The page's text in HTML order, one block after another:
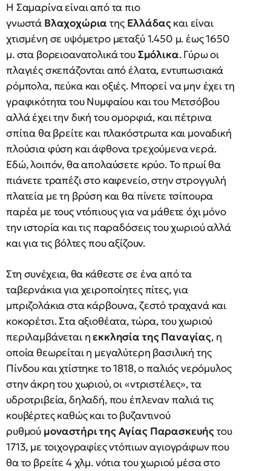
Η Σαμαρίνα είναι από τα πιο
γνωστά Βλαχοχώριατης Ελλάδαςκαι είναι
χτισμένη σε υψόμετρο μεταξύ 1.450 μ. έως 1650
μ. στα βορειοανατολικά τουΣμόλικα. Γύρω οι
πλαγιές σκεπάζονται από έλατα, εντυπωσιακά
ρόμπολα, πεύκα και οξιές. Μπορεί να μην έχει τη
γραφικότητα του Νυμφαίου και του Μετσόβου
αλλά έχει την δική του ομορφιά, και πέτρινα
σπίτια θα βρείτε και πλακόστρωτα και μοναδική
πλούσια φύση και άφθονα τρεχούμενα νερά.
Εδώ, λοιπόν, θα απολαύσετε κρύο. Το πρωί θα
πιάνετε τραπέζι στο καφενείο, στην στρογγυλή
πλατεία με τη βρύση και θα πίνετε τσίπουρα
παρέα με τους ντόπιους για να μάθετε όχι μόνο
την ιστορία και τις παραδόσεις του χωριού αλλά
και για τις βόλτες που αξίζουν.
Στη συνέχεια, θα κάθεστε σε ένα από τα
ταβερνάκια για χειροποίητες πίτες, για
μπριζολάκια στα κάρβουνα, ζεστό τραχανά και
κοκορέτσι. Στα αξιοθέατα, τώρα, του χωριού
περιλαμβάνεται ηεκκλησία της Παναγίας, η
οποία θεωρείται η μεγαλύτερη βασιλική της
Πίνδου και χτίστηκε το 1818, ο παλιός νερόμυλος
στην άκρη του χωριού, οι «ντριστέλες», τα
υδροτριβεία, δηλαδή, που έπλεναν παλιά τις
κουβέρτες καθώς και το βυζαντινού
ρυθμού μοναστήρι της Αγίας Παρασκευήςτου
1713, με τοιχογραφίες ντόπιων αγιογράφων που
θα το βρείτε 4 χλμ. νότια του χωριού μέσα στο